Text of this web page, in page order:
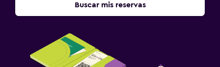
Buscar mis reservas